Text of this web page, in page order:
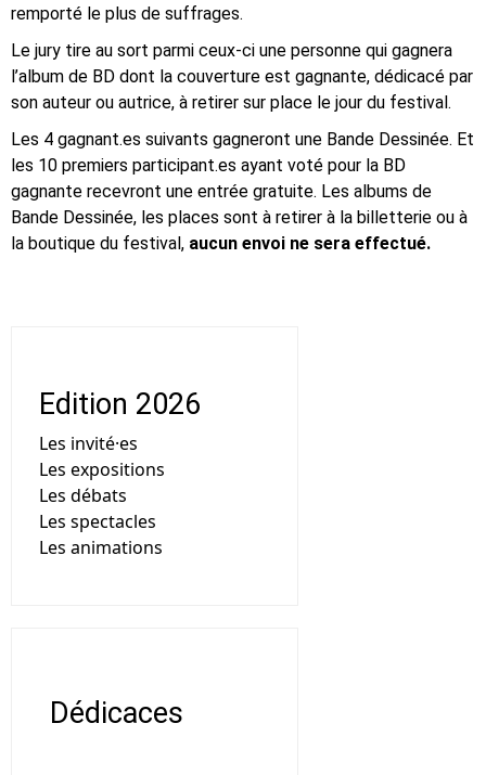
remporté le plus de suffrages.
Le jury tire au sort parmi ceux-ci une personne qui gagnera
l’album de BD dont la couverture est gagnante, dédicacé par
son auteur ou autrice, à retirer sur place le jour du festival.
Les 4 gagnant.es suivants gagneront une Bande Dessinée. Et
les 10 premiers participant.es ayant voté pour la BD
gagnante recevront une entrée gratuite. Les albums de
Bande Dessinée, les places sont à retirer à la billetterie ou à
la boutique du festival, aucun envoi ne sera effectué.
Edition 2026
Les invité·es
Les expositions
Les débats
Les spectacles
Les animations
Dédicaces